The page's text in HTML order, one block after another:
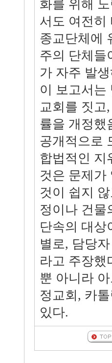
화를 위해
서도 여전히
종교단체에
주의 단체들
가 자주 발
이 보고서는
교회를 짓고
률을 개정했
공개적으로
합법적인 지
것은 문제가
것이 쉽지
정이나 건물
단속의 대상
별로, 담당
라고 주장했
뿐 아니라
정교회, 카
있다.